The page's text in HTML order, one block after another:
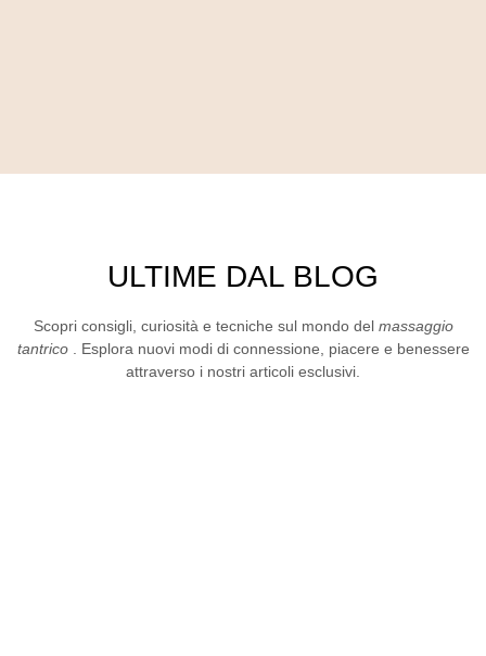
ULTIME DAL BLOG
Scopri consigli, curiosità e tecniche sul mondo del massaggio
tantrico. Esplora nuovi modi di connessione, piacere e benessere
attraverso i nostri articoli esclusivi.